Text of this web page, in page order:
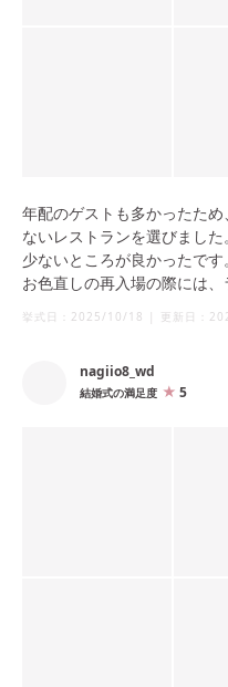
年配のゲストも多かったた
ないレストランを選びまし
少ないところが良かったです。
お色直しの再入場の際には
振っていただき"ファンサー
アットホームさを出したか
「イェー！」のような掛け
挙式日： 2025/10/18 | 更新日：
nagiio8_wd
結婚式の満足度 5